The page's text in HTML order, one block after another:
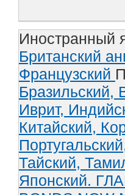
Иностранный
Британский
Французский
Бразильский,
Иврит,
Китайский,
Тайский,
Японский.